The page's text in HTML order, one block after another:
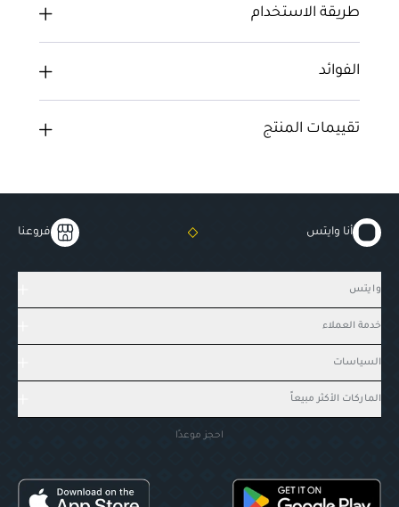
طريقة الاستخدام
الفوائد
تقييمات المنتج
أنا وايتس فروعنا
وايتس
خدمة العملاء
السياسات
الماركات الأكثر مبيعاً
احجز موعدًا